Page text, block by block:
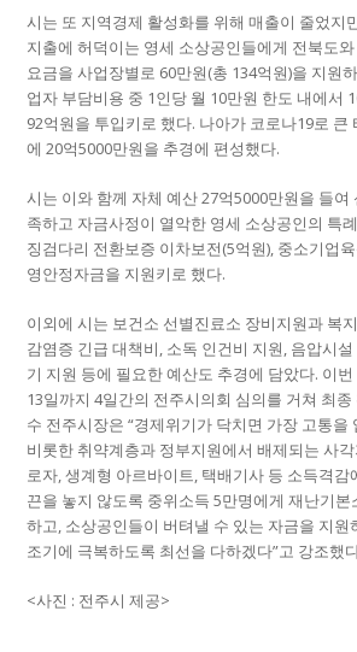
시는 또 지역경제 활성화를 위해 매출이 줄었지
지출에 허덕이는 영세 소상공인들에게 전북도
요금을 사업장별로 60만원(총 134억원)을 지원
업자 부담비용 중 1인당 월 10만원 한도 내에서
92억원을 투입키로 했다. 나아가 코로나19로 큰
에 20억5000만원을 추경에 편성했다.
시는 이와 함께 자체 예산 27억5000만원을 들여
족하고 자금사정이 열악한 영세 소상공인의 특
징검다리 전환보증 이차보전(5억원), 중소기업
영안정자금을 지원키로 했다.
이외에 시는 보건소 선별진료소 장비지원과 복
감염증 긴급 대책비, 소독 인건비 지원, 음압시
기 지원 등에 필요한 예산도 추경에 담았다. 이
13일까지 4일간의 전주시의회 심의를 거쳐 최
수 전주시장은 “경제위기가 닥치면 가장 고통을
비롯한 취약계층과 정부지원에서 배제되는 사
로자, 생계형 아르바이트, 택배기사 등 소득격감
끈을 놓지 않도록 중위소득 5만명에게 재난기
하고, 소상공인들이 버텨낼 수 있는 자금을 지원
조기에 극복하도록 최선을 다하겠다”고 강조했
<사진 : 전주시 제공>